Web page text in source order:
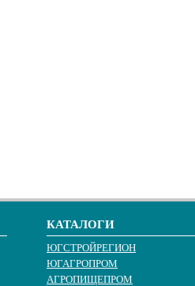
КАТАЛОГИ
ЮГСТРОЙРЕГИОН
ЮГАГРОПРОМ
АГРОПИЩЕПРОМ